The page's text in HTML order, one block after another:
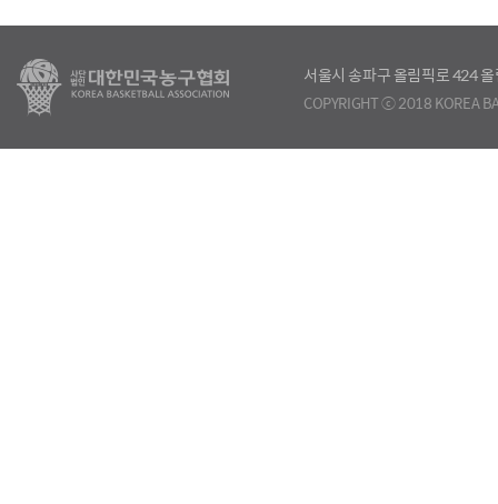
서울시 송파구 올림픽로 424
COPYRIGHT ⓒ 2018 KOREA